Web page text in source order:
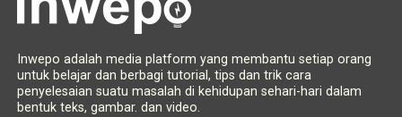
Inwepo adalah media platform yang membantu setiap orang
untuk belajar dan berbagi tutorial, tips dan trik cara
penyelesaian suatu masalah di kehidupan sehari-hari dalam
bentuk teks, gambar. dan video.